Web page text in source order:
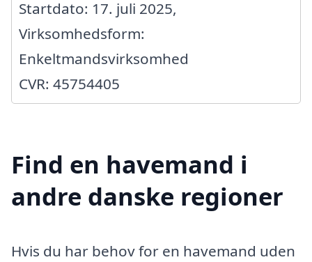
Startdato: 17. juli 2025,
Virksomhedsform:
Enkeltmandsvirksomhed
CVR: 45754405
Find en havemand i
andre danske regioner
Hvis du har behov for en havemand uden